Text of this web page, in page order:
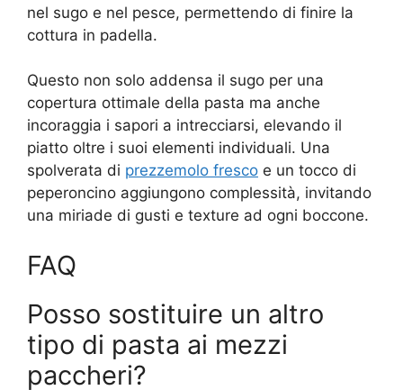
nel sugo e nel pesce, permettendo di finire la
cottura in padella.
Questo non solo addensa il sugo per una
copertura ottimale della pasta ma anche
incoraggia i sapori a intrecciarsi, elevando il
piatto oltre i suoi elementi individuali. Una
spolverata di prezzemolo fresco e un tocco di
peperoncino aggiungono complessità, invitando
una miriade di gusti e texture ad ogni boccone.
FAQ
Posso sostituire un altro
tipo di pasta ai mezzi
paccheri?